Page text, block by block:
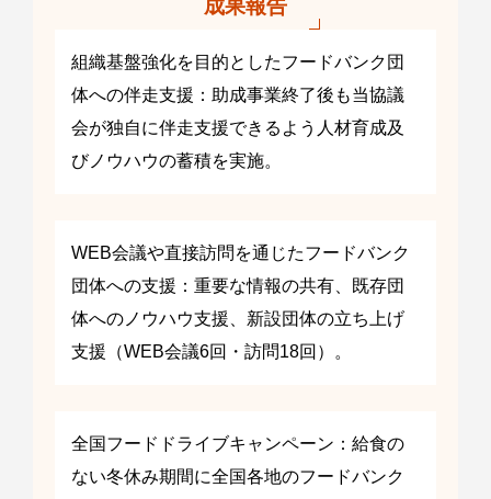
成果報告
組織基盤強化を目的としたフードバンク団
体への伴走支援：助成事業終了後も当協議
会が独自に伴走支援できるよう人材育成及
びノウハウの蓄積を実施。
WEB会議や直接訪問を通じたフードバンク
団体への支援：重要な情報の共有、既存団
体へのノウハウ支援、新設団体の立ち上げ
支援（WEB会議6回・訪問18回）。
全国フードドライブキャンペーン：給食の
ない冬休み期間に全国各地のフードバンク